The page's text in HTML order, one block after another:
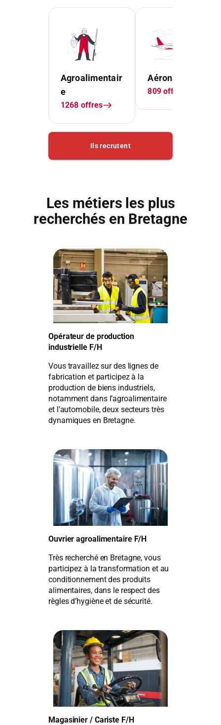
Les métiers les plus
recherchés en Bretagne
Opérateur de production
industrielle F/H
Vous travaillez sur des lignes de
fabrication et participez à la
production de biens industriels,
notamment dans l’agroalimentaire
et l’automobile, deux secteurs très
dynamiques en Bretagne.
Ouvrier agroalimentaire F/H
Très recherché en Bretagne, vous
participez à la transformation et au
conditionnement des produits
alimentaires, dans le respect des
règles d’hygiène et de sécurité.
Magasinier / Cariste F/H